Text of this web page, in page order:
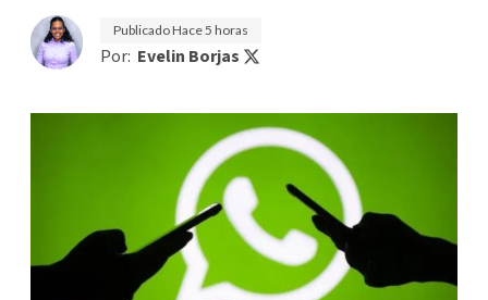
PublicadoHace 5 horas
Por: Evelin Borjas